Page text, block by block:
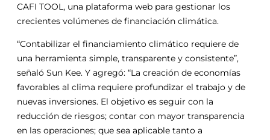
CAFI TOOL, una plataforma web para gestionar los
crecientes volúmenes de financiación climática.
“Contabilizar el financiamiento climático requiere de
una herramienta simple, transparente y consistente”,
señaló Sun Kee. Y agregó: “La creación de economías
favorables al clima requiere profundizar el trabajo y de
nuevas inversiones. El objetivo es seguir con la
reducción de riesgos; contar con mayor transparencia
en las operaciones; que sea aplicable tanto a